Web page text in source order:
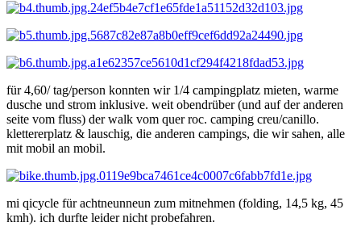
für 4,60/ tag/person konnten wir 1/4 campingplatz mieten, warme
dusche und strom inklusive. weit obendrüber (und auf der anderen
seite vom fluss) der walk vom quer roc. camping creu/canillo.
klettererplatz & lauschig, die anderen campings, die wir sahen, alle
mit mobil an mobil.
mi qicycle für achtneunneun zum mitnehmen (folding, 14,5 kg, 45
kmh). ich durfte leider nicht probefahren.